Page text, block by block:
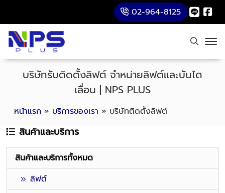
02-964-8125
หน้าแรก » บริการของเรา » บริษัทติดตั้งลิฟต์
บริษัทรับติดตั้งลิฟต์ จำหน่ายลิฟต์และบันได
เลื่อน | NPS PLUS
สินค้าและบริการ
สินค้าและบริการทั้งหมด
ลิฟต์